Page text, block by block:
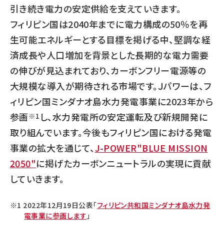
引き続き電力の安定供給を支えていきます。
フィリピン国は2040年までに電力構成の50％を再
生可能エネルギーとする目標を掲げる中、堅調な経
済成長や人口増加を背景とした長期的な電力需要
の伸びが見込まれており、カーボンフリー電源等の
大規模な導入が期待される市場です。Ｊパワーは、フ
ィリピン国ミンダナオ島水力発電事業に2023年から
参画 ※1 し、水力発電所の安定運転及び新規開発に
取り組んでいます。今後もフィリピン国における発電
事業の拡大を通じて、J-POWER"BLUE MISSION
2050"に掲げたカーボンニュートラルの実現に貢献
していきます。
2022年12月19日公表「フィリピン共和国ミンダナオ島水力発
電事業に参画します」